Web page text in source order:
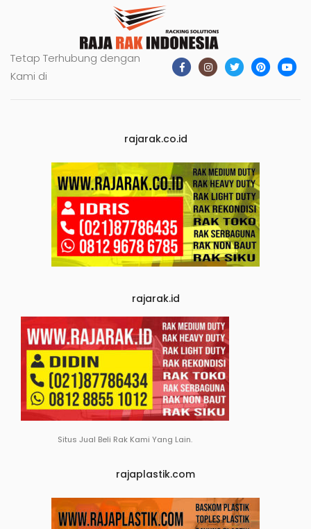
Tetap Terhubung dengan
Kami di
rajarak.co.id
rajarak.id
Situs Jual Beli Rak Kami Yang Lain.
rajaplastik.com